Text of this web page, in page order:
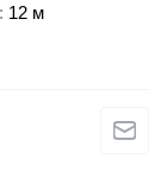
12 м